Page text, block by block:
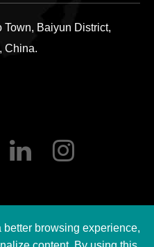
Baiyun District,
China.
Guangzhou DSPPA Audio
browsing experience,